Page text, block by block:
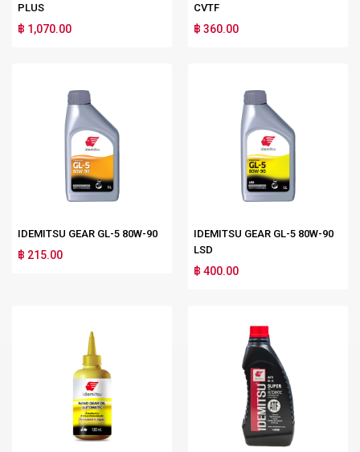
PLUS
฿ 1,070.00
CVTF
฿ 360.00
IDEMITSU GEAR GL-5 80W-90
฿ 215.00
IDEMITSU GEAR GL-5 80W-90
LSD
฿ 400.00